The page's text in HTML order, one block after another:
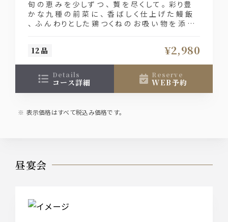
旬 の 恵 み を 少しず つ 、贅 を 尽くして 。彩り豊
か な 九 種 の 前 菜 に 、香 ば しく仕 上 げ た 鰻 飯
、ふ ん わりとした 鶏 つくね の お 吸 い 物 を 添 え
い ひとときを 彩 る 御 膳 で す 。
12品 ¥2,980
details
コース詳細
reserve
WEB予約
表示価格はすべて税込み価格です。
昼宴会